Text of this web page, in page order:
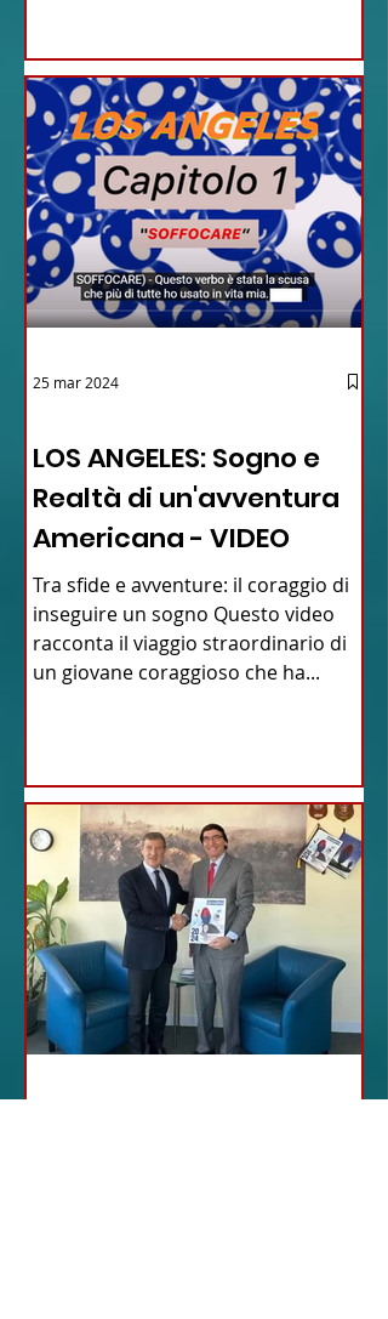
LOS ANGELES: Sogno e
Realtà di un'avventura
Americana - VIDEO
Tra sfide e avventure: il coraggio di
inseguire un sogno Questo video
racconta il viaggio straordinario di
un giovane coraggioso che ha...
25 mar 2024